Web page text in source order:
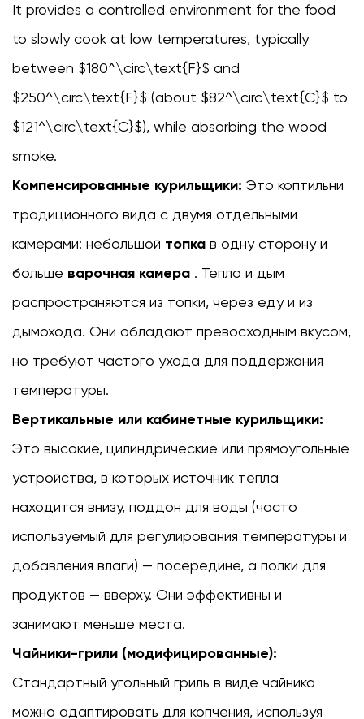
3.1
Управление
термометры
курильщика
3.2
Дымообразование:
роль
Заключение:
путь
барбекю
It provides a controlled environment for the food
to slowly cook at low temperatures, typically
between $180^\circ\text{F}$ and
$250^\circ\text{F}$ (about $82^\circ\text{C}$ to
$121^\circ\text{C}$), while absorbing the wood
smoke.
Компенсированные курильщики: Это коптильни
традиционного вида с двумя отдельными
камерами: небольшой топка в одну сторону и
больше варочная камера . Тепло и дым
распространяются из топки, через еду и из
дымохода. Они обладают превосходным вкусом,
но требуют частого ухода для поддержания
температуры.
Вертикальные или кабинетные курильщики:
Это высокие, цилиндрические или прямоугольные
устройства, в которых источник тепла
находится внизу, поддон для воды (часто
используемый для регулирования температуры и
добавления влаги) — посередине, а полки для
продуктов — вверху. Они эффективны и
занимают меньше места.
Чайники-грили (модифицированные):
Стандартный угольный гриль в виде чайника
можно адаптировать для копчения, используя